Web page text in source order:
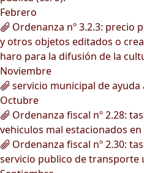
Febrero
Ordenanza nº 3.2.3: precio
y otros objetos editados o
haro para la difusión de la
Noviembre
servicio municipal de ayuda
Octubre
Ordenanza fiscal nº 2.28:
vehiculos mal estacionados
Ordenanza fiscal nº 2.30:
servicio publico de transporte